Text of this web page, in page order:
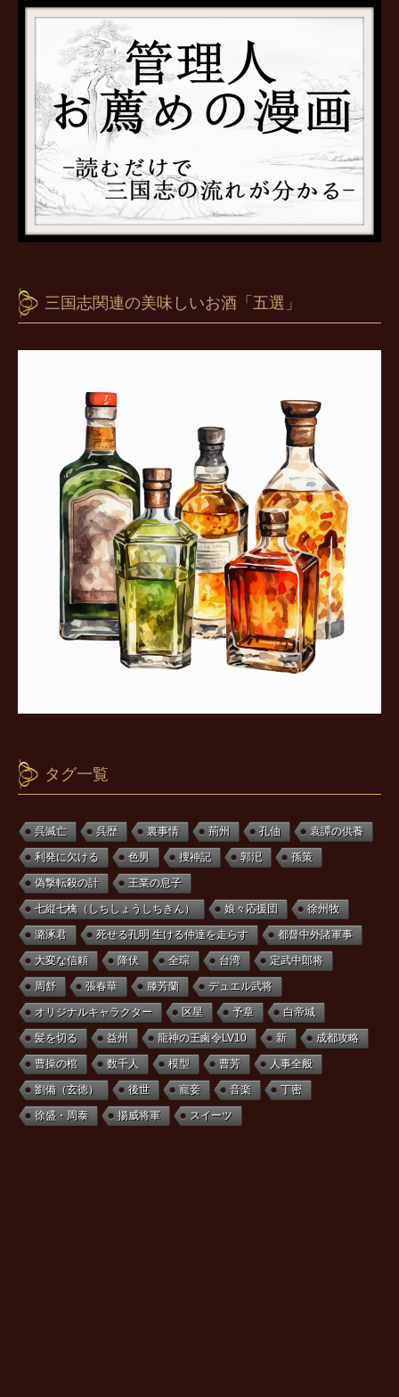
三国志関連の美味しいお酒「五選」
タグ一覧
呉滅亡 呉歴 裏事情 荊州 孔伷 袁譚の供養
利発に欠ける 色男 捜神記 郭汜 孫策
偽撃転殺の計 王業の息子
七縦七檎（しちしょうしちきん） 娘々応援団 徐州牧
潞涿君 死せる孔明 生ける仲達を走らす 都督中外諸軍事
大変な信頼 降伏 全琮 台湾 定武中郎将
周舒 張春華 滕芳蘭 デュエル武将
オリジナルキャラクター 区星 予章 白帝城
髪を切る 益州 龍神の王鹵令LV10 新 成都攻略
曹操の棺 数千人 模型 曹芳 人事全般
劉備（玄徳） 後世 寵妾 音楽 丁密
徐盛・周泰 揚威将軍 スイーツ